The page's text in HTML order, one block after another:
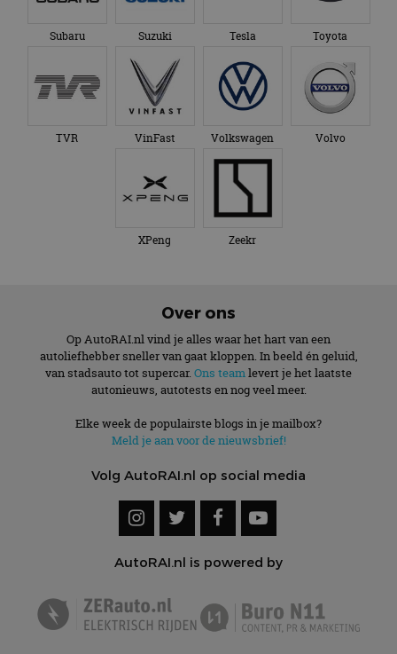
Subaru Suzuki Tesla Toyota
TVR VinFast Volkswagen Volvo
XPeng Zeekr
Over ons
Op AutoRAI.nl vind je alles waar het hart van een
autoliefhebber sneller van gaat kloppen. In beeld én geluid,
van stadsauto tot supercar. Ons teamlevert je het laatste
autonieuws, autotests en nog veel meer.
Elke week de populairste blogs in je mailbox?
Meld je aan voor de nieuwsbrief!
Volg AutoRAI.nl op social media
AutoRAI.nl is powered by